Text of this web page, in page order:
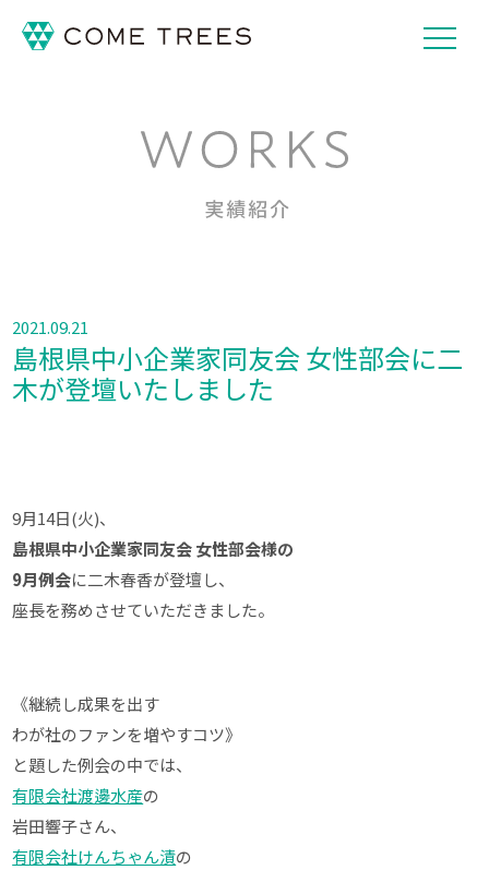
2021.09.21
島根県中小企業家同友会 女性部会に二
木が登壇いたしました
9月14日(火)、
島根県中小企業家同友会 女性部会様の
9月例会に二木春香が登壇し、
座長を務めさせていただきました。
《継続し成果を出す
わが社のファンを増やすコツ》
と題した例会の中では、
有限会社渡邊水産の
岩田響子さん、
有限会社けんちゃん漬の